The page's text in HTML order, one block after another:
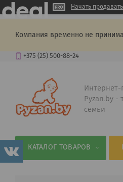
Начать
Компания временно не
+375 (25) 500-88-24
Интернет-
Pyzan.by -
семьи
КАТАЛОГ ТОВАРОВ